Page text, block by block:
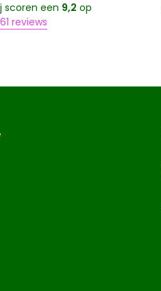
scoren een 9,2 op
reviews